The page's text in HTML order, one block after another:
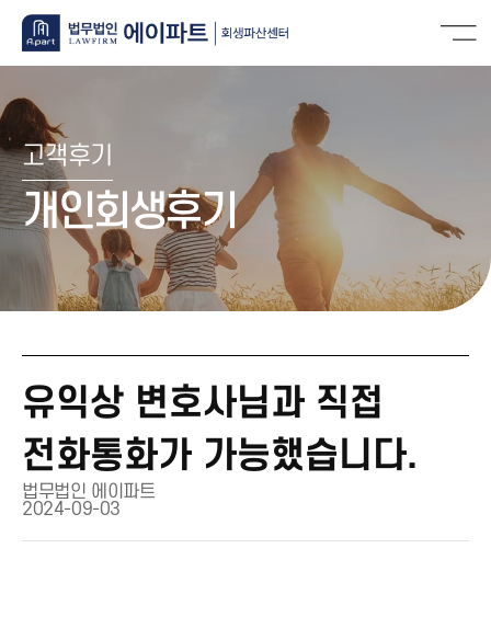
고객후기
개인회생후기
유익상 변호사님과 직접
전화통화가 가능했습니다.
법무법인 에이파트
2024-09-03